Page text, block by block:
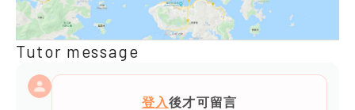
Tutor message
登入後才可留言